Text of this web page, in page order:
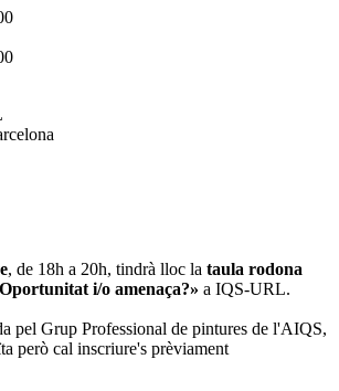
, de 18h a 20h, tindrà lloc la taula rodona
i/o amenaça?» a IQS-URL.
pel Grup Professional de pintures de l'AIQS,
però cal inscriure's prèviament